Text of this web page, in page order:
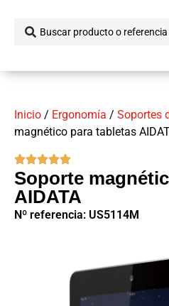
Inicio / Ergonomía / Soportes
magnético para tabletas
Soporte
AIDATA
Nº referencia: US5114M